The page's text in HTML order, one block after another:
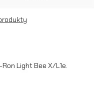
Light Bee X/L1e.